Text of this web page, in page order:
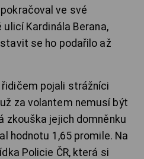
ve své
ulicí Kardinála Berana,
se ho podařilo až
řidičem pojali strážníci
za volantem nemusí být
zkouška jejich domněnku
hodnotu 1,65 promile. Na
Policie ČR, která si